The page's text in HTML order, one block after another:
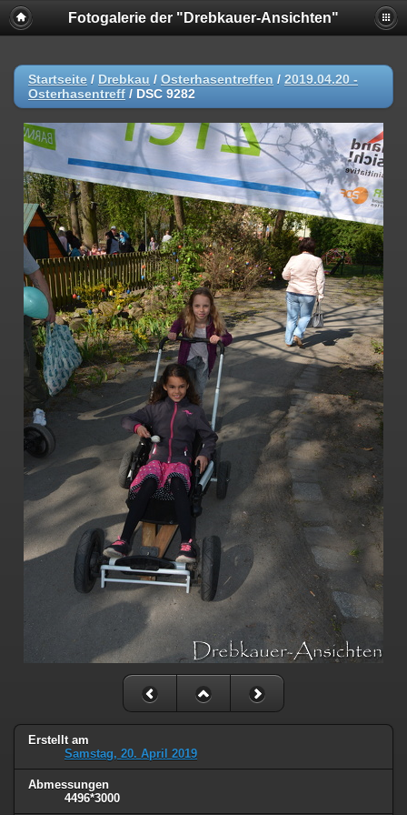
Fotogalerie der "Drebkauer-Ansichten"
Startseite / Drebkau / Osterhasentreffen / 2019.04.20 -
Osterhasentreff / DSC 9282
Erstellt am
Samstag, 20. April 2019
Abmessungen
4496*3000